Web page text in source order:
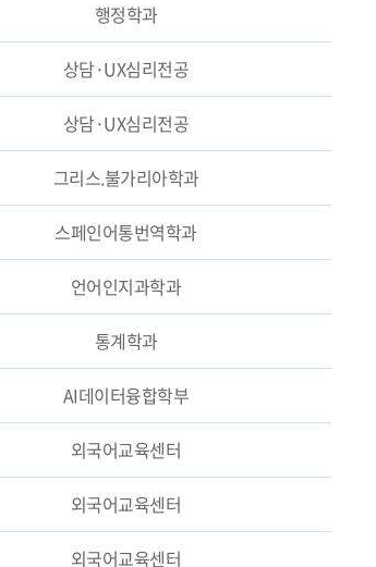
행정학과
상담·UX심리전공
상담·UX심리전공
그리스.불가리아학과
스페인어통번역학과
언어인지과학과
통계학과
AI데이터융합학부
외국어교육센터
외국어교육센터
외국어교육센터